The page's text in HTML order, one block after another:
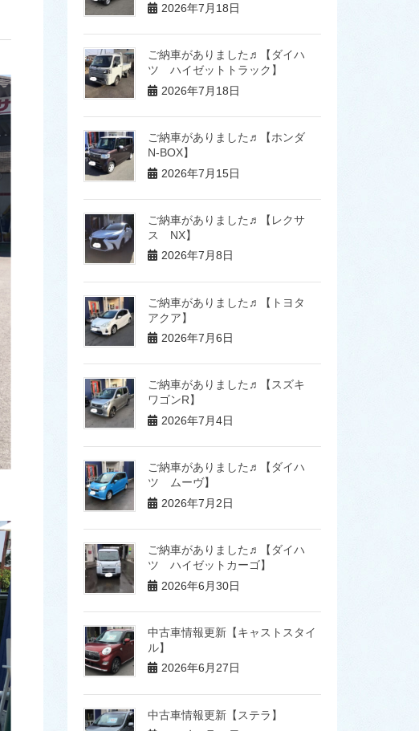
2026年7月18日
ご納車がありました♬【ダイハ
ツ ハイゼットトラック】
2026年7月18日
ご納車がありました♬【ホンダ
N-BOX】
2026年7月15日
ご納車がありました♬【レクサ
ス NX】
2026年7月8日
ご納車がありました♬【トヨタ
アクア】
2026年7月6日
ご納車がありました♬【スズキ
ワゴンR】
2026年7月4日
ご納車がありました♬【ダイハ
ツ ムーヴ】
2026年7月2日
ご納車がありました♬【ダイハ
ツ ハイゼットカーゴ】
2026年6月30日
中古車情報更新【キャストスタイ
ル】
2026年6月27日
中古車情報更新【ステラ】